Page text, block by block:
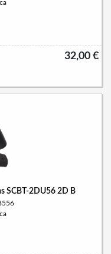
32,00 €
SCBT-2DU56 2D B